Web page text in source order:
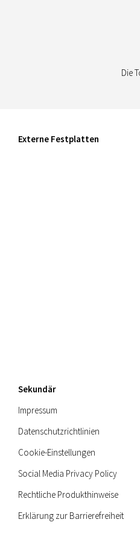
Die
Externe Festplatten
Sekundär
Impressum
Datenschutzrichtlinien
Cookie-Einstellungen
Social Media Privacy Policy
Rechtliche Produkthinweise
Erklärung zur Barrierefreiheit